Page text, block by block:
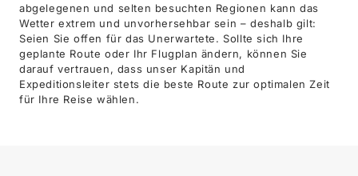
abgelegenen und selten besuchten Regionen kann das
Wetter extrem und unvorhersehbar sein – deshalb gilt:
Seien Sie offen für das Unerwartete. Sollte sich Ihre
geplante Route oder Ihr Flugplan ändern, können Sie
darauf vertrauen, dass unser Kapitän und
Expeditionsleiter stets die beste Route zur optimalen Zeit
für Ihre Reise wählen.